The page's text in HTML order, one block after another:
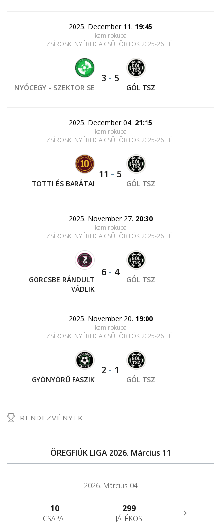
2025. December 11. 19:45
kaminokupa
ZSÍROSKENYÉRLIGA CSÜTÖRTÖK 2025-26 TÉL
NYÓCEGY - SZEKTOR SE
3 - 5
GÓL TSZ
2025. December 04. 21:15
kaminokupa
ZSÍROSKENYÉRLIGA CSÜTÖRTÖK 2025-26 TÉL
TOTTI ÉS BARÁTAI
11 - 5
GÓL TSZ
2025. November 27. 20:30
kaminokupa
ZSÍROSKENYÉRLIGA CSÜTÖRTÖK 2025-26 TÉL
GÖRCSBE RÁNDULT
VÁDLIK
6 - 4
GÓL TSZ
2025. November 20. 19:00
kaminokupa
ZSÍROSKENYÉRLIGA CSÜTÖRTÖK 2025-26 TÉL
GYÖNYÖRŰ FASZIK
2 - 1
GÓL TSZ
RENDEZVÉNYEK
ÖREGFIÚK LIGA 2026. Március 11
2026. Március 04
10
CSAPAT
299
JÁTÉKOS